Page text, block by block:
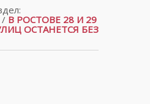
/ В РОСТОВЕ 28 И 29
ОСТАНЕТСЯ БЕЗ